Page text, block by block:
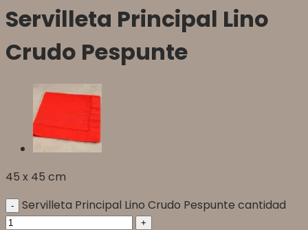
Servilleta Principal Lino
Crudo Pespunte
45 x 45 cm
Servilleta Principal Lino Crudo Pespunte cantidad